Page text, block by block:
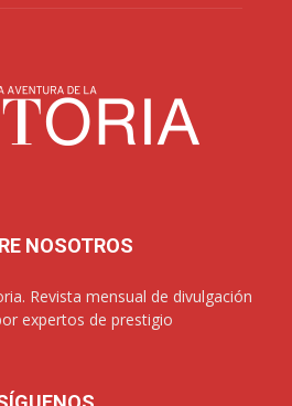
NOSOTROS
Revista mensual de divulgación
expertos de prestigio